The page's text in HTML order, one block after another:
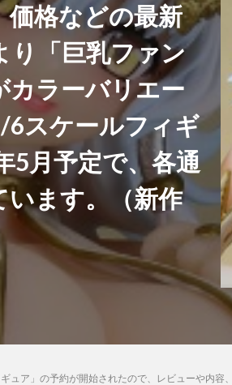
限定販売 陰の実力者になりたくて！
雛衣ポーレット 雨天決行
雪ノ下雪乃
遣隊 WHISKY・SOUR 霊使い
霧切響子
青眼の究極竜 静山マシロ
Chamer
へお出掛け中 高坂桐乃 高巻杏
旅々 魔妖 魔弾 魔法少女
鹿乃 黒チャイナさん
黒咲芽亜
検索
格などの最新
り「巨乳ファン
カラーバリエー
6スケールフィギ
5月予定で、各通
ます。（新作
ュア」の予約が開始されたので、レビューや